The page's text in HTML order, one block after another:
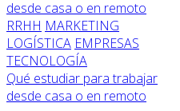
RRHH MARKETING
LOGÍSTICA EMPRESAS
TECNOLOGÍA
Qué estudiar para trabajar
desde casa o en remoto